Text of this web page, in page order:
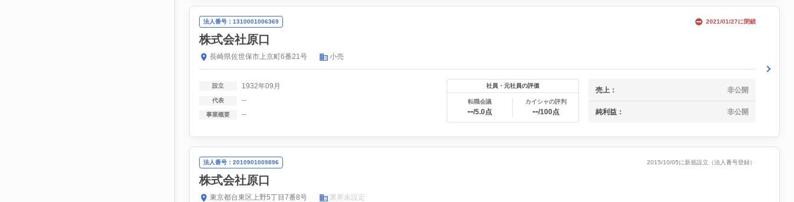
法人番号：1310001006369 2021/01/27に閉鎖
株式会社原口
長崎県佐世保市上京町6番21号 小売
設立 1932年09月
代表 --
事業概要 --
社員・元社員の評価
転職会議
--/5.0点
カイシャの評判
--/100点
売上： 非公開
純利益： 非公開
法人番号：2010901009896 2015/10/05に新規設立（法人番号登録）
株式会社原口
東京都台東区上野5丁目7番8号 業界未設定